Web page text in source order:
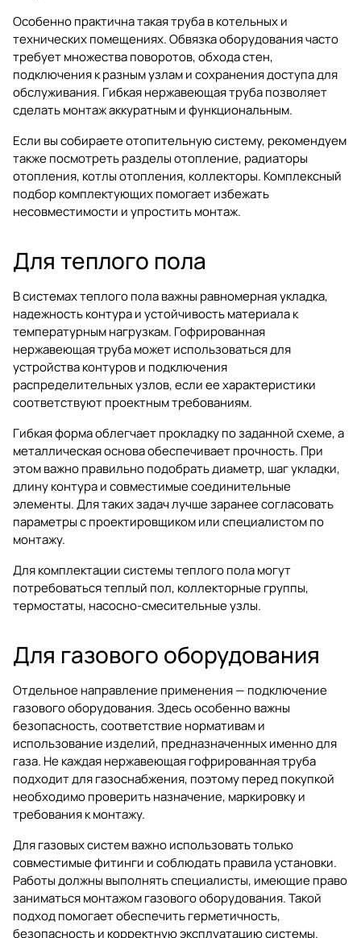
Особенно практична такая труба в котельных и
технических помещениях. Обвязка оборудования часто
требует множества поворотов, обхода стен,
подключения к разным узлам и сохранения доступа для
обслуживания. Гибкая нержавеющая труба позволяет
сделать монтаж аккуратным и функциональным.
Если вы собираете отопительную систему, рекомендуем
также посмотреть разделыотопление, радиаторы
отопления, котлы отопления, коллекторы. Комплексный
подбор комплектующих помогает избежать
несовместимости и упростить монтаж.
Для теплого пола
В системах теплого пола важны равномерная укладка,
надежность контура и устойчивость материала к
температурным нагрузкам. Гофрированная
нержавеющая труба может использоваться для
устройства контуров и подключения
распределительных узлов, если ее характеристики
соответствуют проектным требованиям.
Гибкая форма облегчает прокладку по заданной схеме, а
металлическая основа обеспечивает прочность. При
этом важно правильно подобрать диаметр, шаг укладки,
длину контура и совместимые соединительные
элементы. Для таких задач лучше заранее согласовать
параметры с проектировщиком или специалистом по
монтажу.
Для комплектации системы теплого пола могут
потребоватьсятеплый пол, коллекторные группы,
термостаты, насосно-смесительные узлы.
Для газового оборудования
Отдельное направление применения — подключение
газового оборудования. Здесь особенно важны
безопасность, соответствие нормативам и
использование изделий, предназначенных именно для
газа. Не каждая нержавеющая гофрированная труба
подходит для газоснабжения, поэтому перед покупкой
необходимо проверить назначение, маркировку и
требования к монтажу.
Для газовых систем важно использовать только
совместимые фитинги и соблюдать правила установки.
Работы должны выполнять специалисты, имеющие право
заниматься монтажом газового оборудования. Такой
подход помогает обеспечить герметичность,
безопасность и корректную эксплуатацию системы.